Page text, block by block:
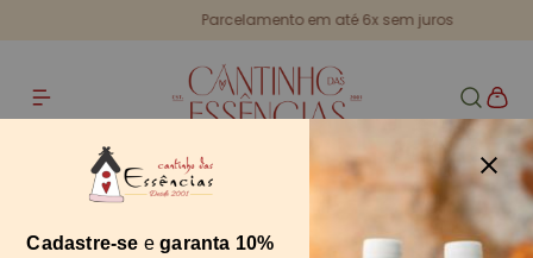
Parcelamento em até 6x sem juros
Argila Cinza 1kg MP
Argila Cinza 1kg MP
Cadastre-se egaranta 10%